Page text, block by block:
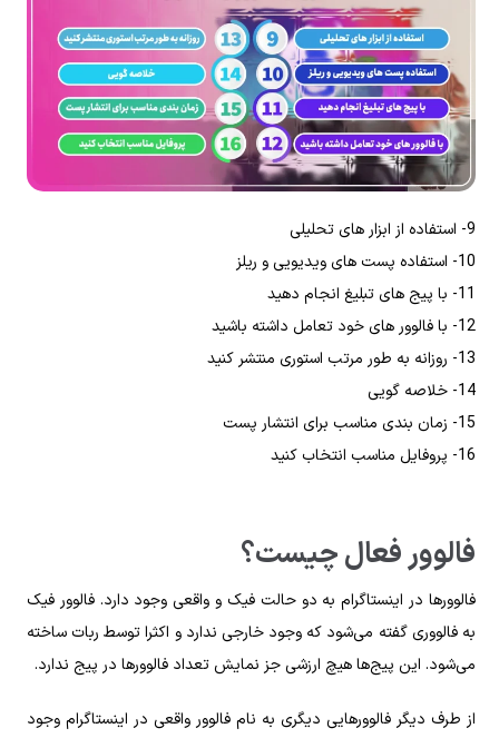
9- استفاده از ابزار های تحلیلی
10- استفاده پست های ویدیویی و ریلز
11- با پیج های تبلیغ انجام دهید
12- با فالوور های خود تعامل داشته باشید
13- روزانه به طور مرتب استوری منتشر کنید
14- خلاصه گویی
15- زمان بندی مناسب برای انتشار پست
16- پروفایل مناسب انتخاب کنید
فالوور فعال چیست؟
فالوورها در اینستاگرام به دو حالت فیک و واقعی وجود دارد. فالوور فیک
به فالووری گفته می‌شود که وجود خارجی ندارد و اکثرا توسط ربات ساخته
می‌شود. این پیج‌ها هیچ ارزشی جز نمایش تعداد فالوورها در پیج ندارد.
از طرف دیگر فالوورهایی دیگری به نام فالوور واقعی در اینستاگرام وجود